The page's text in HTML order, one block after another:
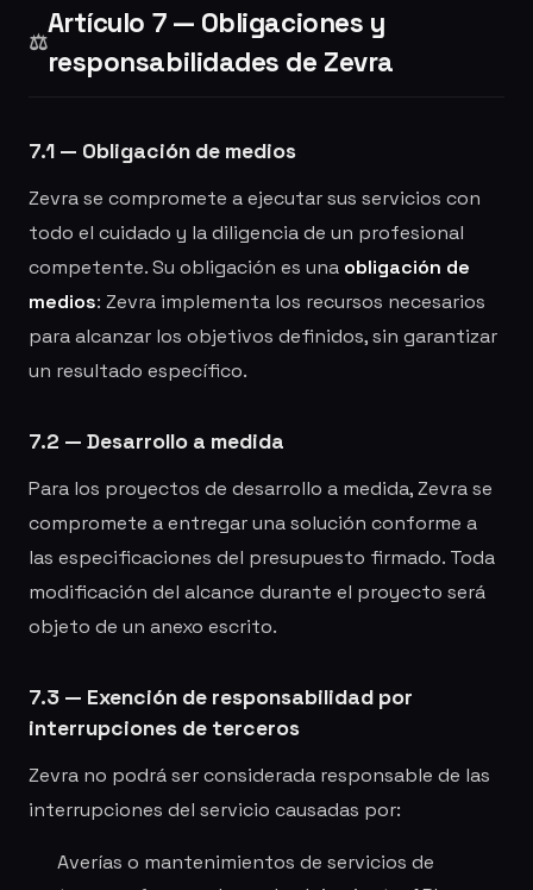
⚖️
Artículo 7 — Obligaciones y
responsabilidades de Zevra
7.1 — Obligación de medios
Zevra se compromete a ejecutar sus servicios con
todo el cuidado y la diligencia de un profesional
competente. Su obligación es una obligación de
medios: Zevra implementa los recursos necesarios
para alcanzar los objetivos definidos, sin garantizar
un resultado específico.
7.2 — Desarrollo a medida
Para los proyectos de desarrollo a medida, Zevra se
compromete a entregar una solución conforme a
las especificaciones del presupuesto firmado. Toda
modificación del alcance durante el proyecto será
objeto de un anexo escrito.
7.3 — Exención de responsabilidad por
interrupciones de terceros
Zevra no podrá ser considerada responsable de las
interrupciones del servicio causadas por:
Averías o mantenimientos de servicios de